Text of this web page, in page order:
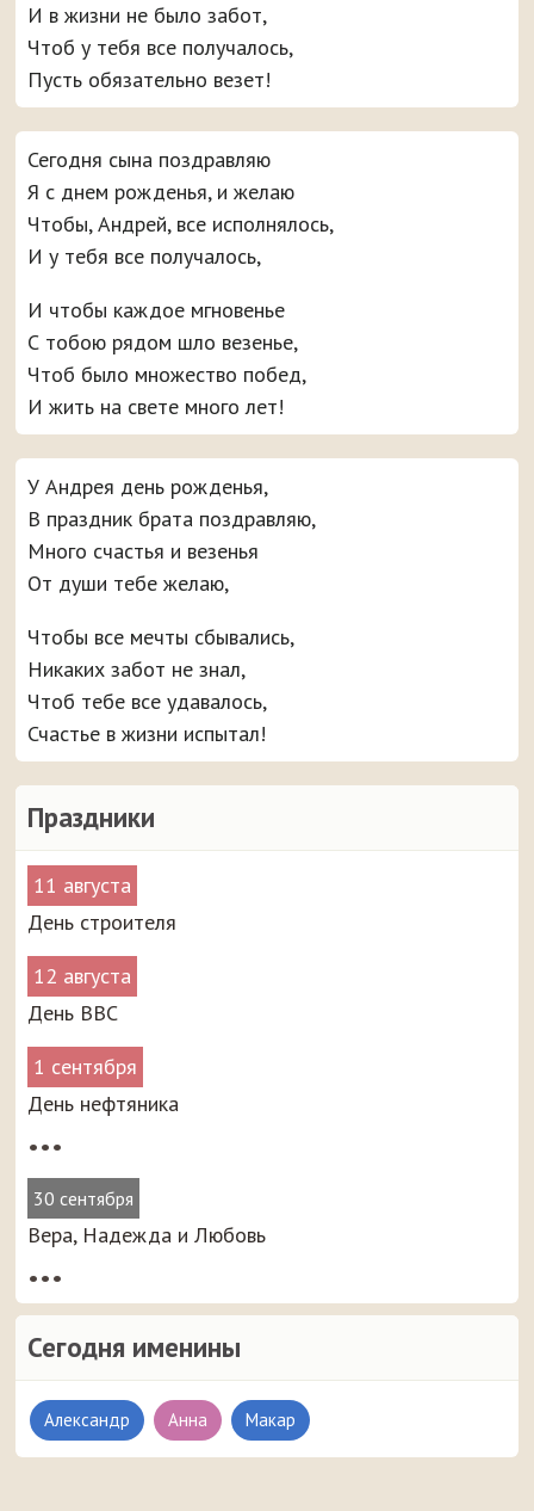
Праздники
11 августа
День строителя
12 августа
День ВВС
1 сентября
День нефтяника
•••
30 сентября
Вера, Надежда и Любовь
•••
Сегодня именины
Александр Анна Макар
И в жизни не было забот,
Чтоб у тебя все получалось,
Пусть обязательно везет!
Сегодня сына поздравляю
Я с днем рожденья, и желаю
Чтобы, Андрей, все исполнялось,
И у тебя все получалось,
И чтобы каждое мгновенье
С тобою рядом шло везенье,
Чтоб было множество побед,
И жить на свете много лет!
У Андрея день рожденья,
В праздник брата поздравляю,
Много счастья и везенья
От души тебе желаю,
Чтобы все мечты сбывались,
Никаких забот не знал,
Чтоб тебе все удавалось,
Счастье в жизни испытал!